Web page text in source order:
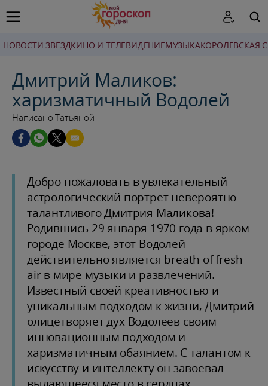
НОВОСТИ ЗВЕЗДКИНО И ТЕЛЕВИДЕНИЕМУЗЫКАКОРОЛЕВСКАЯ
Дмитрий Маликов:
харизматичный Водолей
Написано Татьяной
Добро пожаловать в увлекательный
астрологический портрет невероятно
талантливого Дмитрия Маликова!
Родившись 29 января 1970 года в ярком
городе Москве, этот Водолей
действительно является breath of fresh
air в мире музыки и развлечений.
Известный своей креативностью и
уникальным подходом к жизни, Дмитрий
олицетворяет дух Водолеев своим
инновационным подходом и
харизматичным обаянием. С талантом к
искусству и интеллекту он завоевал